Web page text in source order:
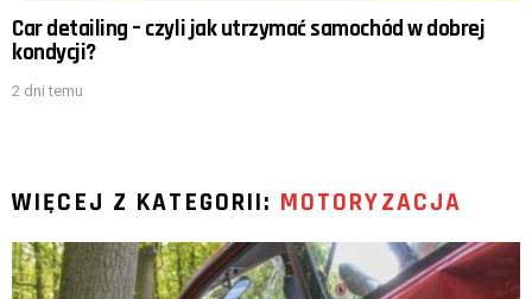
Car detailing – czyli jak utrzymać samochód w dobrej
kondycji?
2 dni temu
WIĘCEJ Z KATEGORII: MOTORYZACJA